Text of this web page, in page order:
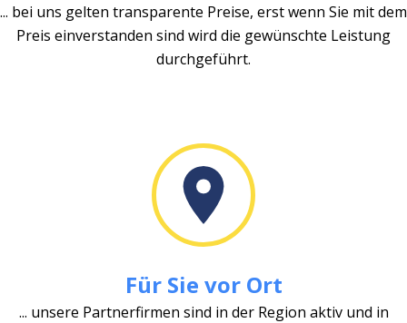
... bei uns gelten transparente Preise, erst wenn Sie mit dem
Preis einverstanden sind wird die gewünschte Leistung
durchgeführt.
Für Sie vor Ort
... unsere Partnerfirmen sind in der Region aktiv und in